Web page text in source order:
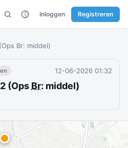
Inloggen Registreren
Br: middel)
12-06-2026 01:32
(Ops Br: middel)